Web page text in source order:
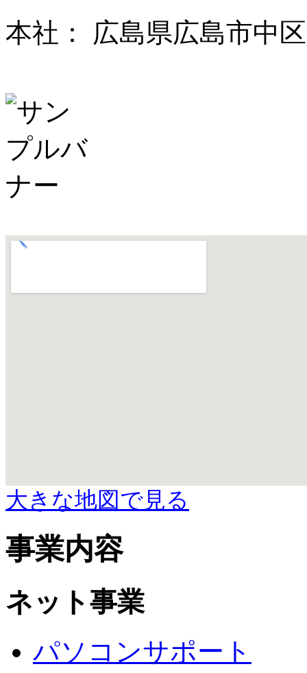
本社： 広島県広島市中
大きな地図で見る
事業内容
ネット事業
パソコンサポート